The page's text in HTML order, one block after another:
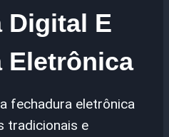
Digital E
Eletrônica
fechadura eletrônica
tradicionais e